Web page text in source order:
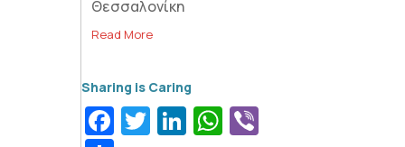
Θεσσαλονίκη
Read More
Facebook
Twitter
LinkedIn
WhatsApp